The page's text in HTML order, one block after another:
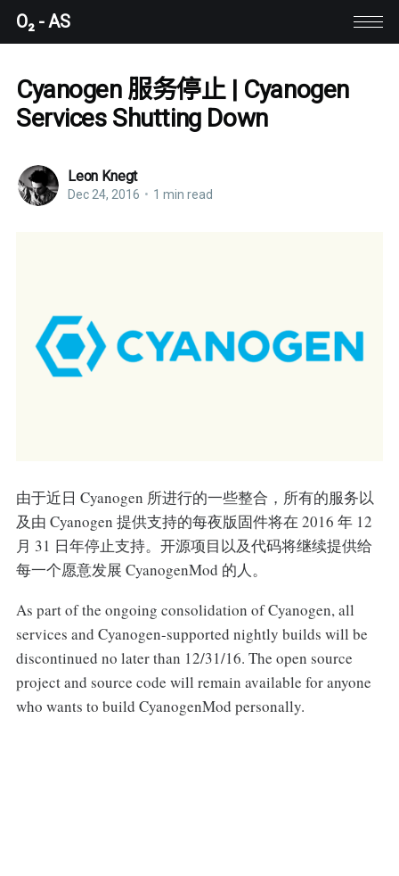
O₂ - AS
Cyanogen 服务停止 | Cyanogen
Services Shutting Down
Leon Knegt
Dec 24, 2016 • 1 min read
由于近日 Cyanogen 所进行的一些整合，所有的服务以
及由 Cyanogen 提供支持的每夜版固件将在 2016 年 12
月 31 日年停止支持。开源项目以及代码将继续提供给
每一个愿意发展 CyanogenMod 的人。
As part of the ongoing consolidation of Cyanogen, all
services and Cyanogen-supported nightly builds will be
discontinued no later than 12/31/16. The open source
project and source code will remain available for anyone
who wants to build CyanogenMod personally.